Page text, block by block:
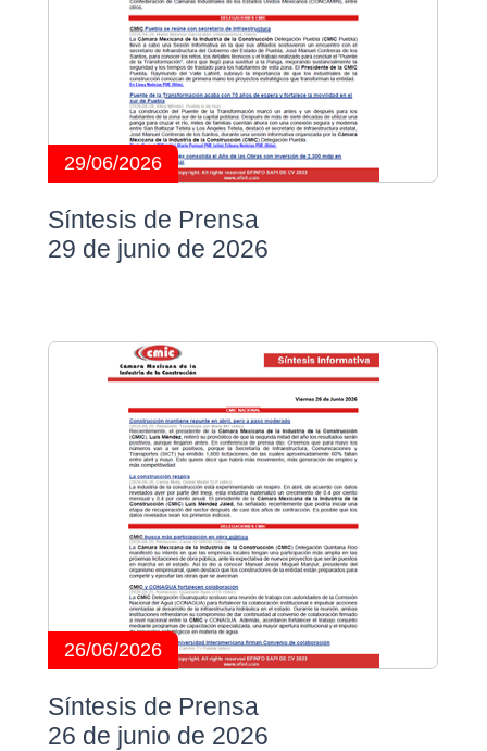
29/06/2026
Síntesis de Prensa
29 de junio de 2026
26/06/2026
Síntesis de Prensa
26 de junio de 2026